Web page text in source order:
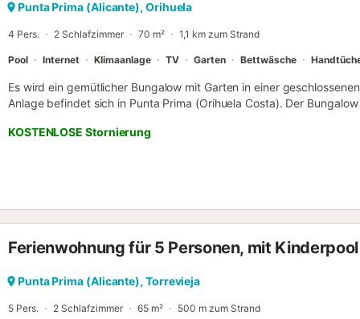
Punta Prima (Alicante), Orihuela
4 Pers. 2 Schlafzimmer 70 m² 1,1 km zum Strand
Pool Internet Klimaanlage TV Garten Bettwäsche
Es wird ein gemütlicher Bungalow mit Garten in einer
Anlage befindet sich in Punta Prima (Orihuela Costa). Der
Garten. Das Haus ist für einen komfortablen Aufenthalt und
Küchengeräten, Klimaanlage (im Wohnzimmer), Küchenutensilien,
Internetzugang. Spanisches Fernsehen. Die Anlage verfügt über
für maximal 4 Personen! (Haustiere sind nicht erlaubt!). Geschäfte,
erreichbar. Der Check-in erfolgt von 15:00 bis 19:00 Uhr von
Euro erhoben. Öffnungszeiten des Büros: Montag - Freitag von
KOSTENLOSE Stornierung
Ferienwohnung für 5 Personen, mit
Punta Prima (Alicante), Torrevieja
5 Pers. 2 Schlafzimmer 65 m² 500 m zum Strand